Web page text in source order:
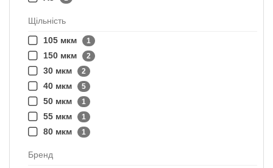
Щільність
105 мкм
1
150 мкм 2
30 мкм 2
40 мкм 5
50 мкм 1
55 мкм 1
80 мкм 1
Бренд